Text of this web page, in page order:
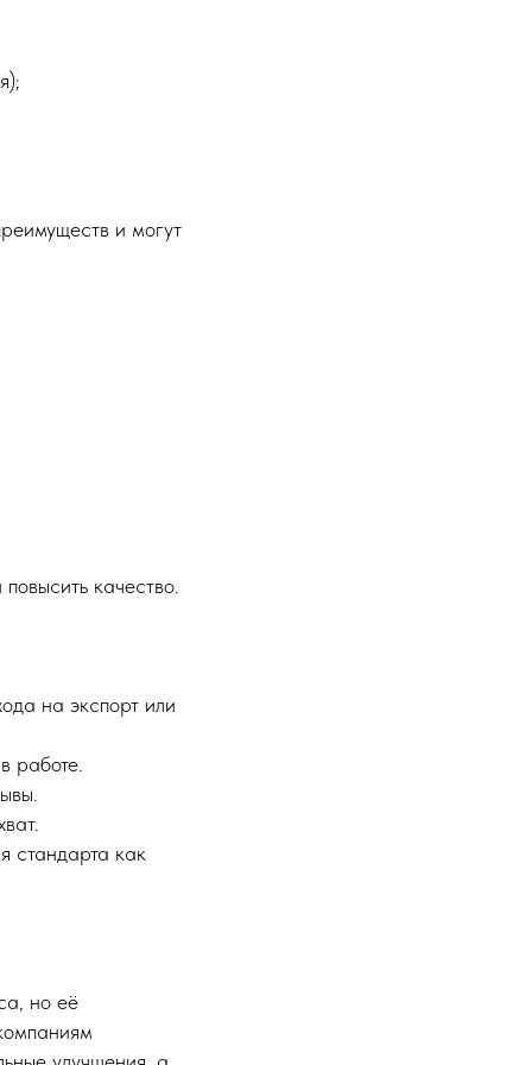
и могут
качество.
на экспорт или
работе.
стандарта как
но её